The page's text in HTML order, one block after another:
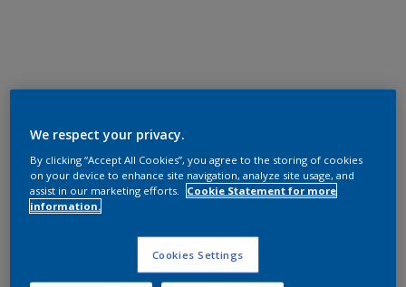
We respect your privacy.
By clicking “Accept All Cookies”, you agree to the storing of cookies
on your device to enhance site navigation, analyze site usage, and
assist in our marketing efforts.
Cookie Statement for more
information.
Cookies Settings